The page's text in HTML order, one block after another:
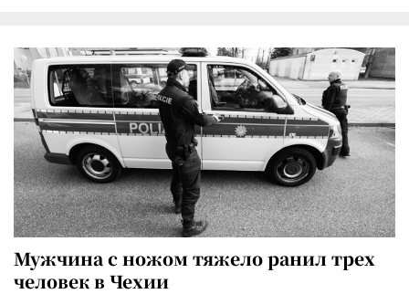
Мужчина с ножом тяжело ранил трех
человек в Чехии